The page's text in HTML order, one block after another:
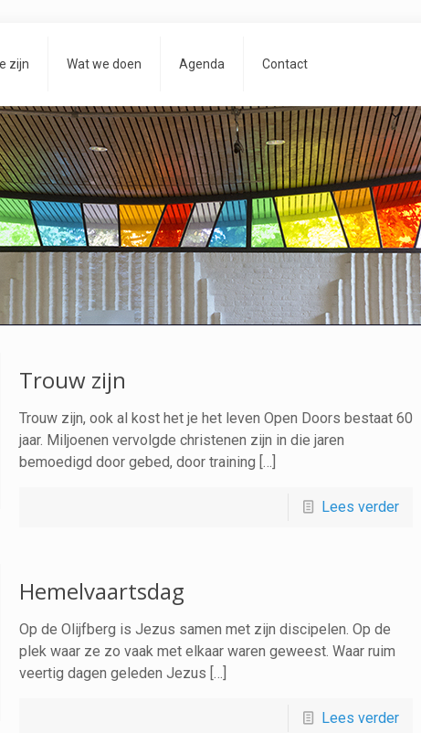
zijn Wat we doen Agenda Contact
Trouw zijn
Trouw zijn, ook al kost het je het leven Open Doors bestaat 60
jaar. Miljoenen vervolgde christenen zijn in die jaren
bemoedigd door gebed, door training […]
Lees verder
Hemelvaartsdag
Op de Olijfberg is Jezus samen met zijn discipelen. Op de
plek waar ze zo vaak met elkaar waren geweest. Waar ruim
veertig dagen geleden Jezus […]
Lees verder